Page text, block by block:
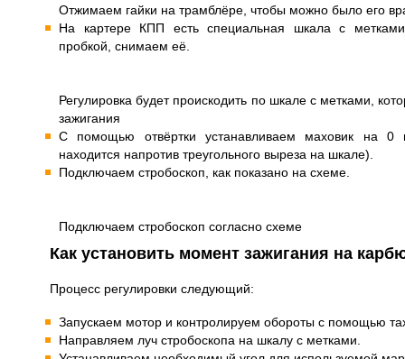
Отжимаем гайки на трамблёре, чтобы можно было его
На картере КПП есть специальная шкала с
пробкой, снимаем её.
Регулировка будет проискодить по шкале с метками,
зажигания
С помощью отвёртки устанавливаем маховик на 0
находится напротив треугольного выреза на шкале).
Подключаем стробоскоп, как показано на схеме.
Подключаем стробоскоп согласно схеме
Как установить момент зажигания на
Процесс регулировки следующий:
Запускаем мотор и контролируем обороты с помощью
Направляем луч стробоскопа на шкалу с метками.